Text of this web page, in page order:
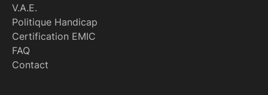
V.A.E.
Politique Handicap
Certification EMIC
FAQ
Contact